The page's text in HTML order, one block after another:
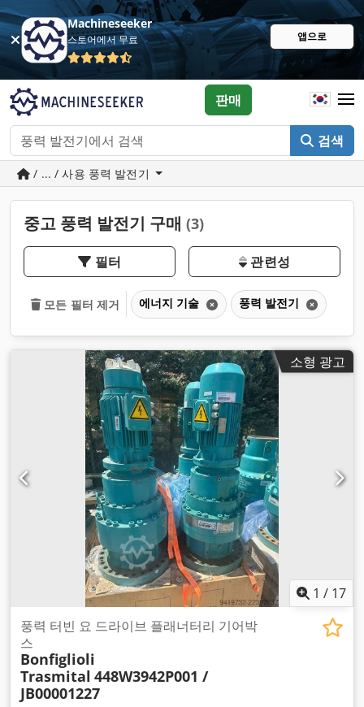
Machineseeker
스토어에서 무료 앱으로
검색
판매
/ ... / 사용 풍력 발전기
중고 풍력 발전기 구매 (3)
필터 관련성
모든 필터 제거 에너지 기술 풍력 발전기
소형 광고
1 / 17
풍력 터빈 요 드라이브 플래너터리 기어박
스
Bonfiglioli
Trasmital 448W3942P001 /
JB00001227